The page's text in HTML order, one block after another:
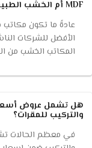
MDF أم الخشب الطبيعي؟
الأفضل للشركات
المكاتب الخشب من
هل تشمل عروض
والتركيب للمقرات؟
في معظم الحالات